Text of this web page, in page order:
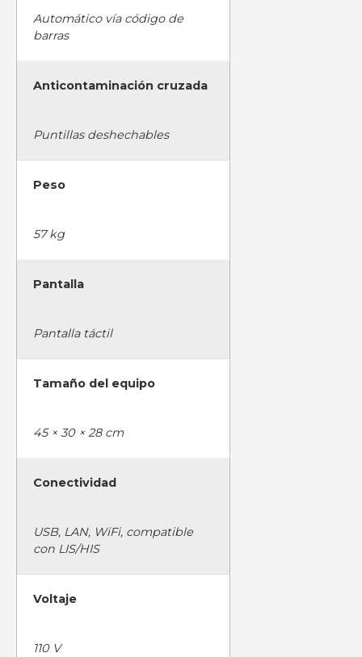
Automático vía código de
barras
Anticontaminación cruzada
Puntillas deshechables
Peso
57 kg
Pantalla
Pantalla táctil
Tamaño del equipo
45 × 30 × 28 cm
Conectividad
USB, LAN, WiFi, compatible
con LIS/HIS
Voltaje
110 V